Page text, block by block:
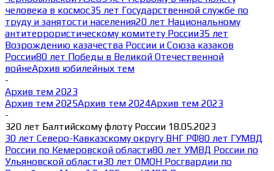
человека в космос35 лет Государственной службе по
труду и занятости населения20 лет Национальному
антитеррористическому комитету России35 лет
Возрождению казачества России и Союза казаков
России80 лет Победы в Великой Отечественной
войнеАрхив юбилейных тем
-
Архив тем 2023
Архив тем 2025Архив тем 2024Архив тем 2023
-
320 лет Балтийскому флоту России 18.05.2023
30 лет Северо-Кавказскому округу ВНГ РФ80 лет ГУМВД
России по Кемеровской области80 лет УМВД России по
Ульяновской области30 лет ОМОН Росгвардии по